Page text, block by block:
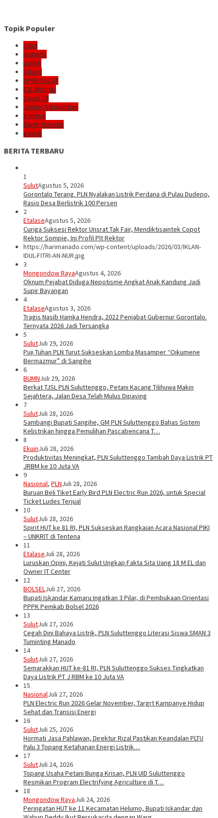
Topik Populer
sulut
manado
politik
Talaud
DPRD SULUT
E2L-Mantap
Covid-19
James A Kojongian
kriminal
Banjir Manado
golkar
BERITA TERBARU
1
SulutAgustus 5, 2026
Gorontalo Terang. PLN Nyalakan Listrik Perdana di Pulau Dudepo,
Rasio Desa Berlistrik 100 Persen
2
EtalaseAgustus 5, 2026
Curiga Suksesi Rektor Unsrat Tak Fair, Mendiktisaintek Copot
Rektor Sompie, Ini Profil Plt Rektor
https://harimanado.com/wp-content/uploads/2026/03/IKLAN-
IDUL-FITRI-AN-NUR.jpg
3
Mongondow RayaAgustus 4, 2026
Oknum Pejabat Diduga Nepotisme Angkat Anak Kandung Jadi
Supir Bayangan
4
EtalaseAgustus 3, 2026
Tragis Nasib Hamka Hendra, 2022 Penjabat Gubernur Gorontalo.
Ternyata 2026 Jadi Tersangka
5
SulutJuli 29, 2026
Puji Tuhan PLN Turut Sukseskan Lomba Masamper “Oikumene
Bermazmur” di Sangihe
6
BUMNJuli 29, 2026
Berkat TJSL PLN Suluttenggo, Petani Kacang Tilihuwa Makin
Sejahtera, Jalan Desa Telah Mulus Dipaving
7
SulutJuli 28, 2026
Sambangi Bupati Sangihe, GM PLN Suluttenggo Bahas Sistem
Kelistrikan hingga Pemulihan Pascabencana T…
8
EkuinJuli 28, 2026
Produktivitas Meningkat, PLN Suluttenggo Tambah Daya Listrik PT
JRBM ke 10 Juta VA
9
Nasional, PLNJuli 28, 2026
Buruan Beli Tiket Early Bird PLN Electric Run 2026, untuk Special
Ticket Ludes Terjual
10
SulutJuli 28, 2026
Spirit HUT ke 81 RI, PLN Sukseskan Rangkaian Acara Nasional PIKI
– UNKRIT di Tentena
11
EtalaseJuli 28, 2026
Luruskan Opini, Kejati Sulut Ungkap Fakta Sita Uang 18 M EL dan
Owner IT Center
12
BOLSELJuli 27, 2026
Bupati Iskandar Kamaru Ingatkan 3 Pilar, di Pembukaan Orientasi
PPPK Pemkab Bolsel 2026
13
SulutJuli 27, 2026
Cegah Dini Bahaya Listrik, PLN Suluttenggo Literasi Siswa SMAN 3
Tuminting Manado
14
SulutJuli 27, 2026
Semarakkan HUT ke-81 RI, PLN Suluttenggo Sukses Tingkatkan
Daya Listrik PT J RBM ke 10 Juta VA
15
NasionalJuli 27, 2026
PLN Electric Run 2026 Gelar November, Targrt Kampanye Hidup
Sehat dan Transisi Energi
16
SulutJuli 25, 2026
Hormati Jasa Pahlawan, Direktur Rizal Pastikan Keandalan PLTU
Palu 3 Topang Ketahanan Energi Listrik…
17
SulutJuli 24, 2026
Topang Usaha Petani Bunga Krisan, PLN UID Suluttenggo
Resmikan Program Electrifying Agriculture di T…
18
Mongondow RayaJuli 24, 2026
Peringatan HUT ke 11 Kecamatan Helumo, Bupati Iskandar dan